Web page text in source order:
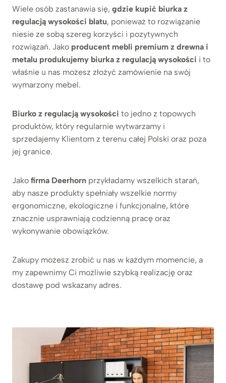
Wiele osób zastanawia się, gdzie kupić biurka z
regulacją wysokości blatu, ponieważ to rozwiązanie
niesie ze sobą szereg korzyści i pozytywnych
rozwiązań. Jako producent mebli premium z drewna i
metalu produkujemy biurka z regulacją wysokości i to
właśnie u nas możesz złożyć zamówienie na swój
wymarzony mebel.
Biurko z regulacją wysokości to jedno z topowych
produktów, który regularnie wytwarzamy i
sprzedajemy Klientom z terenu całej Polski oraz poza
jej granice.
Jako firma Deerhorn przykładamy wszelkich starań,
aby nasze produkty spełniały wszelkie normy
ergonomiczne, ekologiczne i funkcjonalne, które
znacznie usprawniają codzienną pracę oraz
wykonywanie obowiązków.
Zakupy możesz zrobić u nas w każdym momencie, a
my zapewnimy Ci możliwie szybką realizację oraz
dostawę pod wskazany adres.